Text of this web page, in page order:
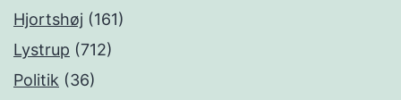
Hjortshøj (161)
Lystrup (712)
Politik (36)